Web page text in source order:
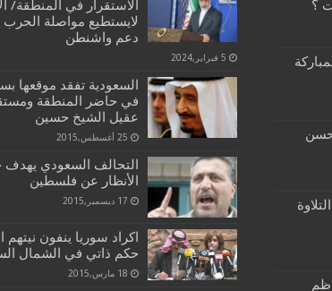
؟
حسن
الاستقرار في المنطقة/
لايستطيع مواصلة
دعم واشنطن
5 فبراير,2024
السعودية تفقد موقعها
في حاضر المنطقة
عقيل الشيخ حسين
25 أغسطس,2015
التحالف السعودي
الأنظار عن فلسطين
17 ديسمبر,2015
اكراد سوريا ينفون نيتهم
حكم ذاتي في الشمال
18 مارس,2015